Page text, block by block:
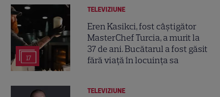
17
TELEVIZIUNE
Eren Kasikci, fost câștigător
MasterChef Turcia, a murit la
37 de ani. Bucătarul a fost găsit
fără viață în locuința sa
TELEVIZIUNE